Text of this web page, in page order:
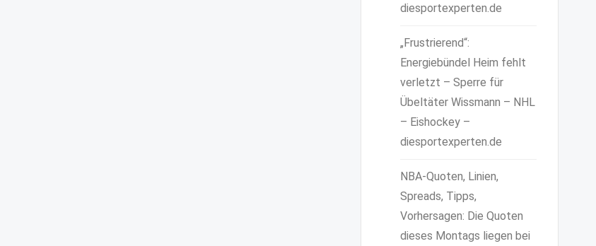
diesportexperten.de
„Frustrierend“:
Energiebündel Heim fehlt
verletzt – Sperre für
Übeltäter Wissmann – NHL
– Eishockey –
diesportexperten.de
NBA-Quoten, Linien,
Spreads, Tipps,
Vorhersagen: Die Quoten
dieses Montags liegen bei